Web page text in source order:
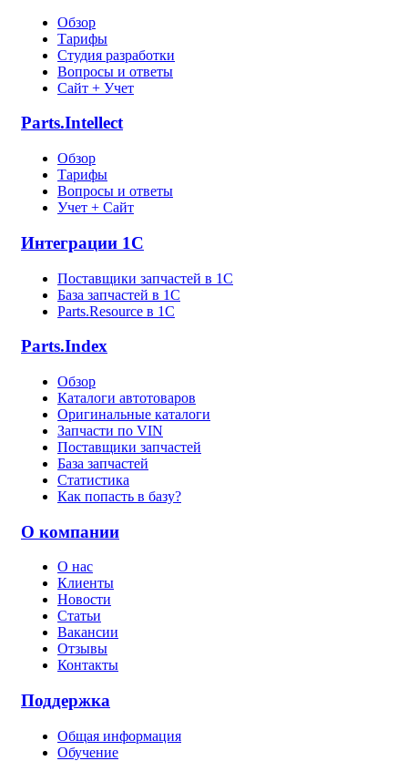
Обзор
Тарифы
Студия разработки
Вопросы и ответы
Сайт + Учет
Parts.Intellect
Обзор
Тарифы
Вопросы и ответы
Учет + Сайт
Интеграции 1С
Поставщики запчастей в 1C
База запчастей в 1С
Parts.Resource в 1C
Parts.Index
Обзор
Каталоги автотоваров
Оригинальные каталоги
Запчасти по VIN
Поставщики запчастей
База запчастей
Статистика
Как попасть в базу?
О компании
О нас
Клиенты
Новости
Статьи
Вакансии
Отзывы
Контакты
Поддержка
Общая информация
Обучение